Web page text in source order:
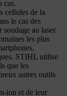
cas.
cellules de la
le cas des
au laser.
les plus
STIHL utilise
que les
autres outils
ion et de leur